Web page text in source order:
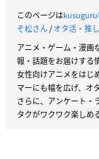
このページは
そ松さん/オタ活・推
アニメ・ゲーム・漫画
報・話題をお届けする
女性向けアニメをはじ
マーにも幅を広げ、オ
さらに、アンケート・
タクがワクワク楽しめ